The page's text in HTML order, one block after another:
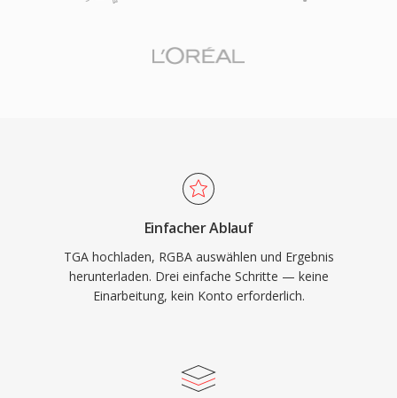
Einfacher Ablauf
TGA hochladen, RGBA auswählen und Ergebnis
herunterladen. Drei einfache Schritte — keine
Einarbeitung, kein Konto erforderlich.